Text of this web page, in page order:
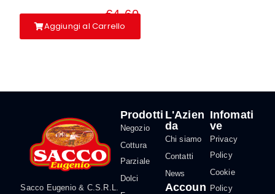
€4.60
Aggiungi al Carrello
Sacco Eugenio & C.S.R.L.
Prodotti
Negozio
Cottura
Parziale
Dolci
L'Azien
da
Chi siamo
Contatti
News
Accoun
Infomati
ve
Privacy
Policy
Cookie
Policy